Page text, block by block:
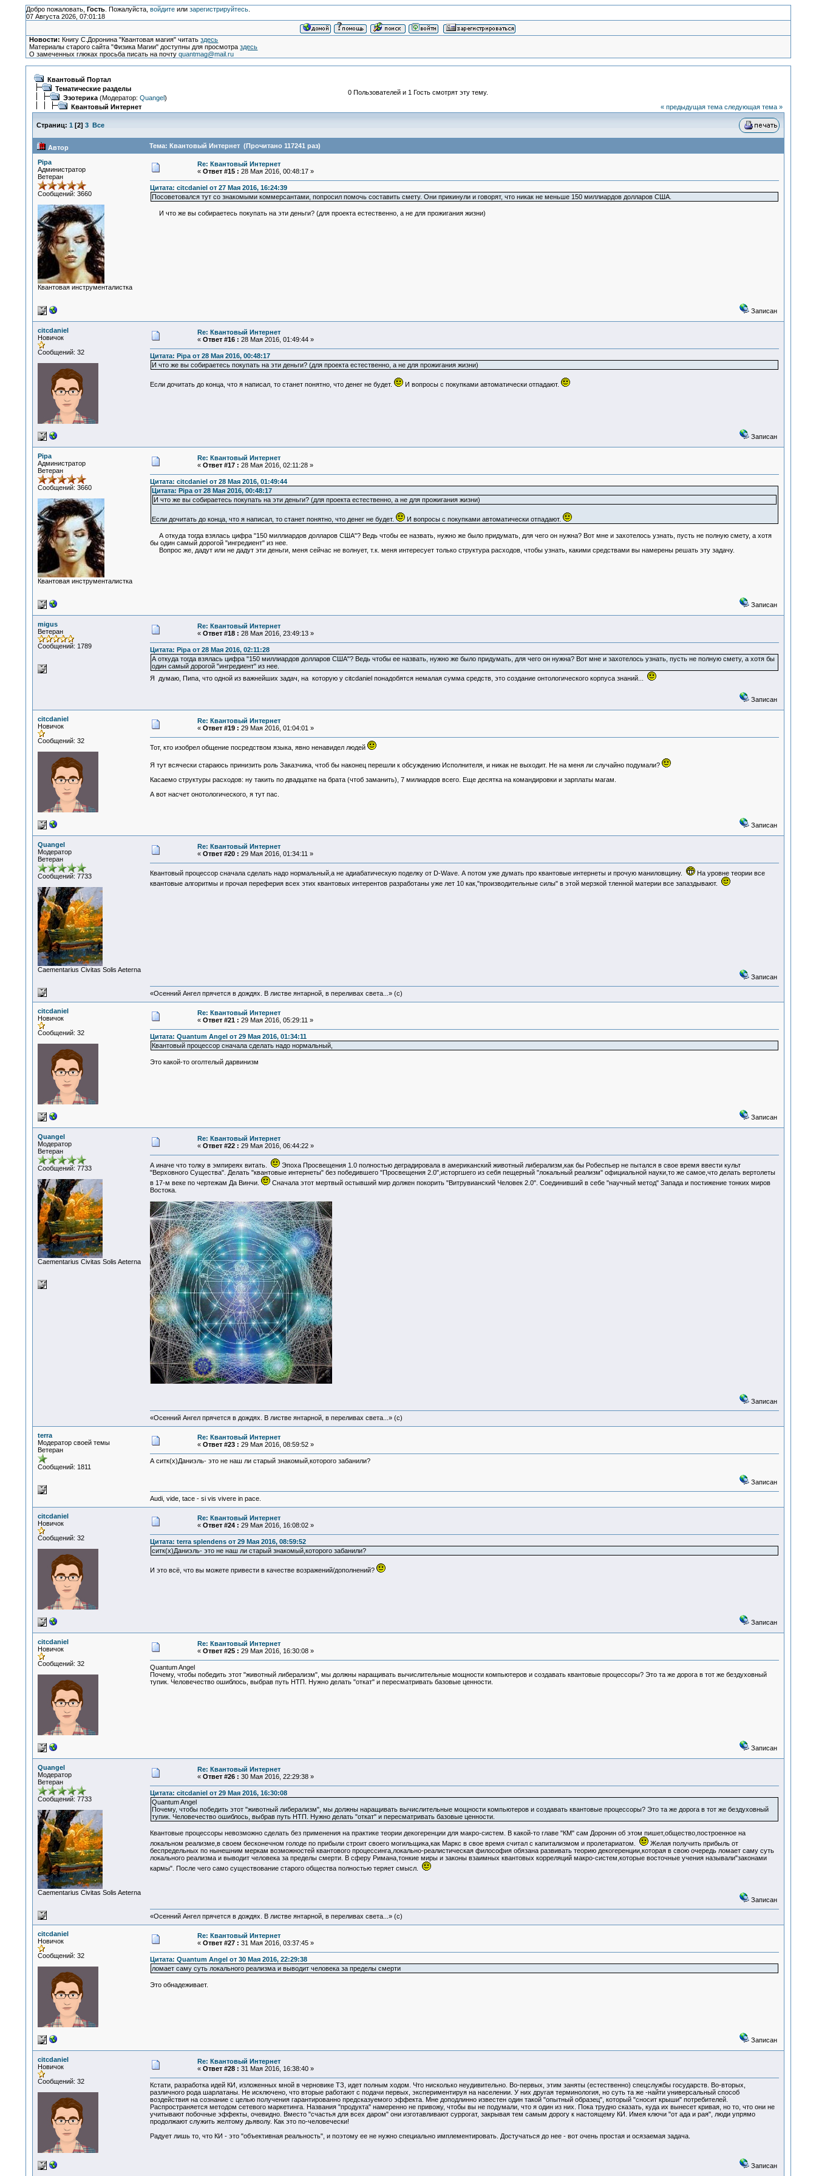
Добро пожаловать, Гость. Пожалуйста, войдитеили зарегистрируйтесь.
07 Августа 2026, 07:01:18
Новости: Книгу С.Доронина "Квантовая магия" читатьздесь
Материалы старого сайта "Физика Магии" доступны для просмотраздесь
О замеченных глюках просьба писать на почтуquantmag@mail.ru
Квантовый Портал
Тематические разделы
Эзотерика(Модератор: Quangel)
Квантовый Интернет
0 Пользователей и 1 Гость смотрят эту тему.
« предыдущая тема следующая тема »
Страниц: 1 [2] 3 Все
Автор Тема: Квантовый Интернет (Прочитано 117241 раз)
Pipa
Администратор
Ветеран
Сообщений: 3660
Квантовая инструменталистка
Re: Квантовый Интернет
« Ответ #15 : 28 Мая 2016, 00:48:17 »
Цитата: citcdaniel от 27 Мая 2016, 16:24:39
Посоветовался тут со знакомыми коммерсантами, попросил помочь составить смету. Они прикинули и говорят, что никак не меньше 150 миллиардов долларов США.
И что же вы собираетесь покупать на эти деньги? (для проекта естественно, а не для прожигания жизни)
Записан
citcdaniel
Новичок
Сообщений: 32
Re: Квантовый Интернет
« Ответ #16 : 28 Мая 2016, 01:49:44 »
Цитата: Pipa от 28 Мая 2016, 00:48:17
И что же вы собираетесь покупать на эти деньги? (для проекта естественно, а не для прожигания жизни)
Если дочитать до конца, что я написал, то станет понятно, что денег не будет. И вопросы с покупками автоматически отпадают.
Записан
Pipa
Администратор
Ветеран
Сообщений: 3660
Квантовая инструменталистка
Re: Квантовый Интернет
« Ответ #17 : 28 Мая 2016, 02:11:28 »
Цитата: citcdaniel от 28 Мая 2016, 01:49:44
Цитата: Pipa от 28 Мая 2016, 00:48:17
И что же вы собираетесь покупать на эти деньги? (для проекта естественно, а не для прожигания жизни)
Если дочитать до конца, что я написал, то станет понятно, что денег не будет. И вопросы с покупками автоматически отпадают.
А откуда тогда взялась цифра "150 миллиардов долларов США"? Ведь чтобы ее назвать, нужно же было придумать, для чего он нужна? Вот мне и захотелось узнать, пусть не полную смету, а хотя
бы один самый дорогой "ингредиент" из нее.
Вопрос же, дадут или не дадут эти деньги, меня сейчас не волнует, т.к. меня интересует только структура расходов, чтобы узнать, какими средствами вы намерены решать эту задачу.
Записан
migus
Ветеран
Сообщений: 1789
Re: Квантовый Интернет
« Ответ #18 : 28 Мая 2016, 23:49:13 »
Цитата: Pipa от 28 Мая 2016, 02:11:28
А откуда тогда взялась цифра "150 миллиардов долларов США"? Ведь чтобы ее назвать, нужно же было придумать, для чего он нужна? Вот мне и захотелось узнать, пусть не полную смету, а хотя бы
один самый дорогой "ингредиент" из нее.
Я думаю, Пипа, что одной из важнейших задач, на которую у citcdaniel понадобятся немалая сумма средств, это создание онтологического корпуса знаний...
Записан
citcdaniel
Новичок
Сообщений: 32
Re: Квантовый Интернет
« Ответ #19 : 29 Мая 2016, 01:04:01 »
Тот, кто изобрел общение посредством языка, явно ненавидел людей
Я тут всячески стараюсь принизить роль Заказчика, чтоб бы наконец перешли к обсуждению Исполнителя, и никак не выходит. Не на меня ли случайно подумали?
Касаемо структуры расходов: ну такить по двадцатке на брата (чтоб заманить), 7 милиардов всего. Еще десятка на командировки и зарплаты магам.
А вот насчет онотологического, я тут пас.
Записан
Quangel
Модератор
Ветеран
Сообщений: 7733
Сaementarius Civitas Solis Aeterna
Re: Квантовый Интернет
« Ответ #20 : 29 Мая 2016, 01:34:11 »
Квантовый процессор сначала сделать надо нормальный,а не адиабатическую поделку от D-Wave. А потом уже думать про квантовые интернеты и прочую маниловщину.
На уровне теории все
квантовые алгоритмы и прочая переферия всех этих квантовых интерентов разработаны уже лет 10 как,"производительные силы" в этой мерзкой тленной материи все запаздывают.
Записан
«Осенний Ангел прячется в дождях. В листве янтарной, в переливах света...» (c)
citcdaniel
Новичок
Сообщений: 32
Re: Квантовый Интернет
« Ответ #21 : 29 Мая 2016, 05:29:11 »
Цитата: Quantum Angel от 29 Мая 2016, 01:34:11
Квантовый процессор сначала сделать надо нормальный,
Это какой-то оголтелый дарвинизм
Записан
Quangel
Модератор
Ветеран
Сообщений: 7733
Сaementarius Civitas Solis Aeterna
Re: Квантовый Интернет
« Ответ #22 : 29 Мая 2016, 06:44:22 »
А иначе что толку в эмпиреях витать.
Эпоха Просвещения 1.0 полностью деградировала в американский животный либерализм,как бы Робеспьер не пытался в свое время ввести культ
"Верховного Существа". Делать "квантовые интернеты" без победившего "Просвещения 2.0",исторгшего из себя пещерный "локальный реализм" официальной науки,то же самое,что делать вертолеты
в 17-м веке по чертежам Да Винчи.
Сначала этот мертвый остывший мир должен покорить "Витрувианский Человек 2.0". Соединивший в себе "научный метод" Запада и постижение тонких миров
Востока.
Записан
«Осенний Ангел прячется в дождях. В листве янтарной, в переливах света...» (c)
terra
Модератор своей темы
Ветеран
Сообщений: 1811
Re: Квантовый Интернет
« Ответ #23 : 29 Мая 2016, 08:59:52 »
А ситк(х)Даниэль- это не наш ли старый знакомый,которого забанили?
Записан
Audi, vide, tace - si vis vivere in pace.
citcdaniel
Новичок
Сообщений: 32
Re: Квантовый Интернет
« Ответ #24 : 29 Мая 2016, 16:08:02 »
Цитата: terra splendens от 29 Мая 2016, 08:59:52
ситк(х)Даниэль- это не наш ли старый знакомый,которого забанили?
И это всë, что вы можете привести в качестве возражений/дополнений?
Записан
citcdaniel
Новичок
Сообщений: 32
Re: Квантовый Интернет
« Ответ #25 : 29 Мая 2016, 16:30:08 »
Quantum Angel
Почему, чтобы победить этот "животный либерализм", мы должны наращивать вычислительные мощности компьютеров и создавать квантовые процессоры? Это та же дорога в тот же бездуховный
тупик. Человечество ошиблось, выбрав путь НТП. Нужно делать "откат" и пересматривать базовые ценности.
Записан
Quangel
Модератор
Ветеран
Сообщений: 7733
Сaementarius Civitas Solis Aeterna
Re: Квантовый Интернет
« Ответ #26 : 30 Мая 2016, 22:29:38 »
Цитата: citcdaniel от 29 Мая 2016, 16:30:08
Quantum Angel
Почему, чтобы победить этот "животный либерализм", мы должны наращивать вычислительные мощности компьютеров и создавать квантовые процессоры? Это та же дорога в тот же бездуховный
тупик. Человечество ошиблось, выбрав путь НТП. Нужно делать "откат" и пересматривать базовые ценности.
Квантовые процессоры невозможно сделать без применения на практике теории декогеренции для макро-систем. В какой-то главе "КМ" сам Доронин об этом пишет,общество,построенное на
локальном реализме,в своем бесконечном голоде по прибыли строит своего могильщика,как Маркс в свое время считал с капитализмом и пролетариатом.
Желая получить прибыль от
беспредельных по нынешним меркам возможностей квантового процессинга,локально-реалистическая философия обязана развивать теорию декогеренции,которая в свою очередь ломает саму суть
локального реализма и выводит человека за пределы смерти. В сферу Римана,тонкие миры и законы взаимных квантовых корреляций макро-систем,которые восточные учения называли"законами
кармы". После чего само существование старого общества полностью теряет смысл.
Записан
«Осенний Ангел прячется в дождях. В листве янтарной, в переливах света...» (c)
citcdaniel
Новичок
Сообщений: 32
Re: Квантовый Интернет
« Ответ #27 : 31 Мая 2016, 03:37:45 »
Цитата: Quantum Angel от 30 Мая 2016, 22:29:38
ломает саму суть локального реализма и выводит человека за пределы смерти
Это обнадеживает.
Записан
citcdaniel
Новичок
Сообщений: 32
Re: Квантовый Интернет
« Ответ #28 : 31 Мая 2016, 16:38:40 »
Кстати, разработка идей КИ, изложенных мной в черновике ТЗ, идет полным ходом. Что нисколько неудивительно. Во-первых, этим заняты (естественно) спецслужбы государств. Во-вторых,
различного рода шарлатаны. Не исключено, что вторые работают с подачи первых, экспериментируя на населении. У них другая терминология, но суть та же -найти универсальный способ
воздействия на сознание с целью получения гарантированно предсказуемого эффекта. Мне доподлинно известен один такой "опытный образец", который "сносит крыши" потребителей.
Распространяется методом сетевого маркетинга. Названия "продукта" намеренно не привожу, чтобы вы не подумали, что я один из них. Пока трудно сказать, куда их вынесет кривая, но то, что они не
учитывают побочные эффекты, очевидно. Вместо "счастья для всех даром" они изготавливают суррогат, закрывая тем самым дорогу к настоящему КИ. Имея ключи "от ада и рая", люди упрямо
продолжают служить желтому дьяволу. Как это по-человечески!
Радует лишь то, что КИ - это "объективная реальность", и поэтому ее не нужно специально имплементировать. Достучаться до нее - вот очень простая и осязаемая задача.
Записан